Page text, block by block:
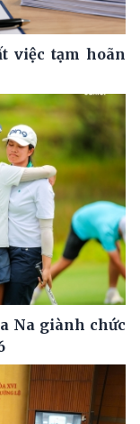
việc tạm hoãn
Na giành chức